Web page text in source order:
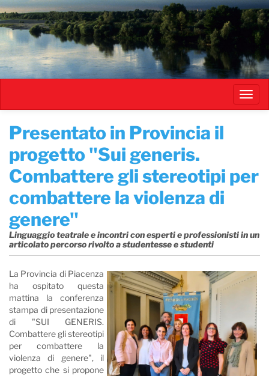
Salta
al
contenuto
principale
Presentato in Provincia il
progetto "Sui generis.
Combattere gli stereotipi per
combattere la violenza di
genere"
Linguaggio teatrale e incontri con esperti e professionisti in un
articolato percorso rivolto a studentesse e studenti
La Provincia di Piacenza
ha ospitato questa
mattina la conferenza
stampa di presentazione
di "SUI GENERIS.
Combattere gli stereotipi
per combattere la
violenza di genere", il
progetto che si propone